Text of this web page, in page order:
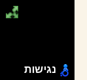
נגישות